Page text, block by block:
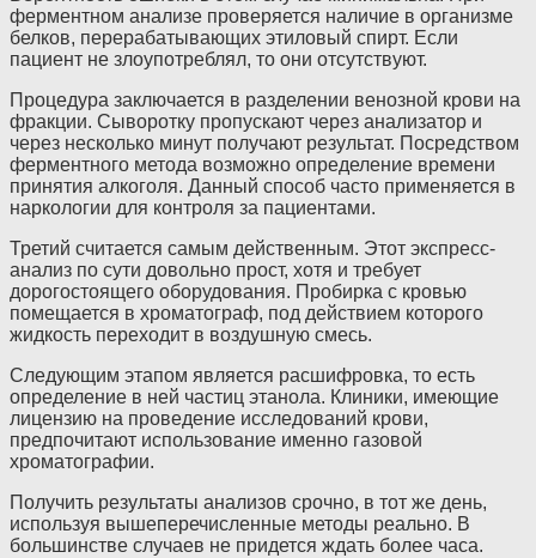
ферментном анализе проверяется наличие в организме
белков, перерабатывающих этиловый спирт. Если
пациент не злоупотреблял, то они отсутствуют.
Процедура заключается в разделении венозной крови на
фракции. Сыворотку пропускают через анализатор и
через несколько минут получают результат. Посредством
ферментного метода возможно определение времени
принятия алкоголя. Данный способ часто применяется в
наркологии для контроля за пациентами.
Третий считается самым действенным. Этот экспресс-
анализ по сути довольно прост, хотя и требует
дорогостоящего оборудования. Пробирка с кровью
помещается в хроматограф, под действием которого
жидкость переходит в воздушную смесь.
Следующим этапом является расшифровка, то есть
определение в ней частиц этанола. Клиники, имеющие
лицензию на проведение исследований крови,
предпочитают использование именно газовой
хроматографии.
Получить результаты анализов срочно, в тот же день,
используя вышеперечисленные методы реально. В
большинстве случаев не придется ждать более часа.